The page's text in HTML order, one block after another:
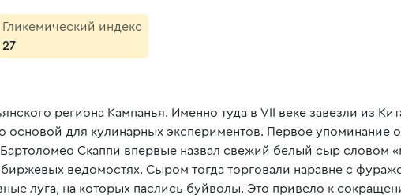
Гликемический индекс
27
региона Кампанья. Именно туда в VII веке завезли из
основой для кулинарных экспериментов. Первое упоминание
Скаппи впервые назвал свежий белый сыр словом
ведомостях. Сыром тогда торговали наравне с
луга, на которых паслись буйволы. Это привело к